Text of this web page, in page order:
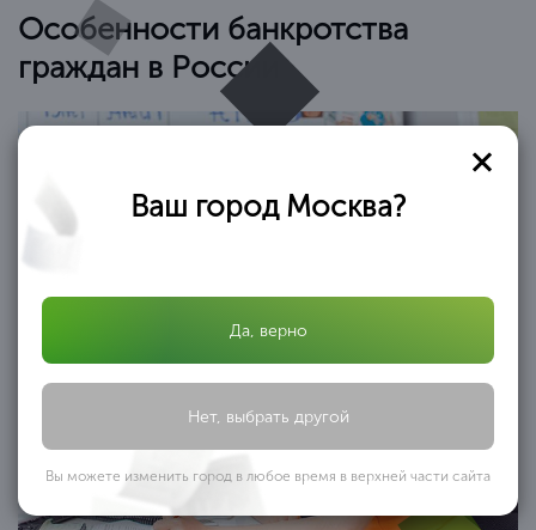
Особенности банкротства
граждан в России
Ваш город Москва?
Да, верно
Нет, выбрать другой
Вы можете изменить город в любое время в верхней части сайта